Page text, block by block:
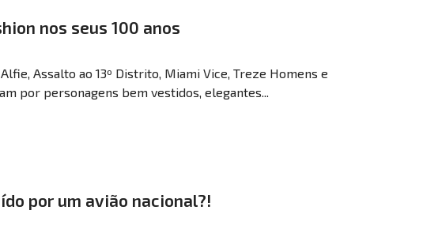
nos seus 100 anos
Assalto ao 13º Distrito, Miami Vice, Treze Homens e
por personagens bem vestidos, elegantes...
por um avião nacional?!